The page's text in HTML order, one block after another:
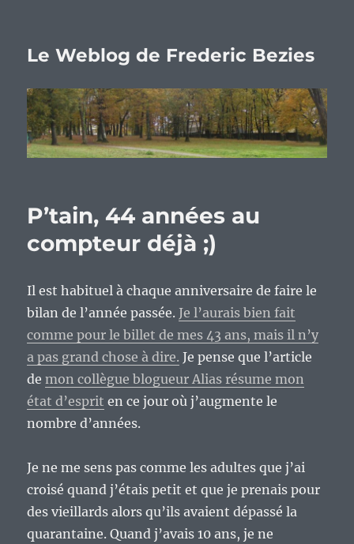
Le Weblog de Frederic Bezies
P’tain, 44 années au
compteur déjà ;)
Il est habituel à chaque anniversaire de faire le
bilan de l’année passée. Je l’aurais bien fait
comme pour le billet de mes 43 ans, mais il n’y
a pas grand chose à dire. Je pense que l’article
demon collègue blogueur Alias résume mon
état d’esprit en ce jour où j’augmente le
nombre d’années.
Je ne me sens pas comme les adultes que j’ai
croisé quand j’étais petit et que je prenais pour
des vieillards alors qu’ils avaient dépassé la
quarantaine. Quand j’avais 10 ans, je ne